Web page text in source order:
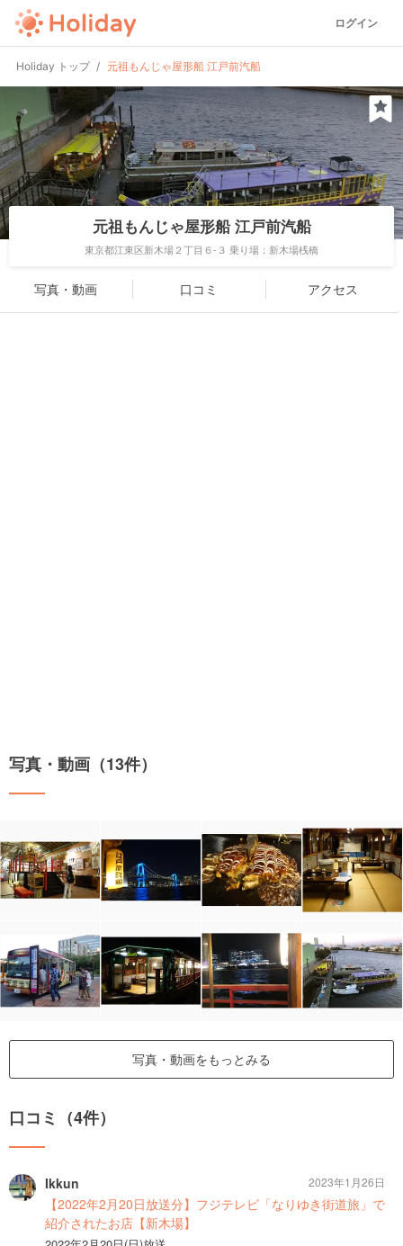
ログイン
Holiday トップ 元祖もんじゃ屋形船 江戸前汽船
元祖もんじゃ屋形船 江戸前汽船
東京都江東区新木場２丁目６-３ 乗り場：新木場桟橋
写真・動画 口コミ アクセス
写真・動画（13件）
写真・動画をもっとみる
口コミ（4件）
Ikkun
【2022年2月20日放送分】フジテレビ「なりゆき街道旅」で
紹介されたお店【新木場】
2023年1月26日